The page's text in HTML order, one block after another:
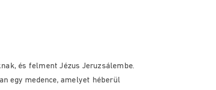
és felment Jézus Jeruzsálembe.
egy medence, amelyet héberül